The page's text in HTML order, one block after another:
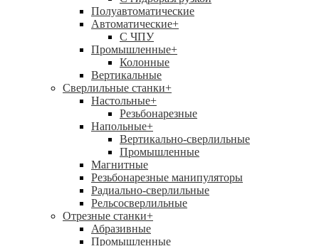
Полуавтоматические
Автоматические+
С ЧПУ
Промышленные+
Колонные
Вертикальные
Сверлильные станки+
Настольные+
Резьбонарезные
Напольные+
Вертикально-сверлильные
Промышленные
Магнитные
Резьбонарезные манипуляторы
Радиально-сверлильные
Рельсосверлильные
Отрезные станки+
Абразивные
Промышленные